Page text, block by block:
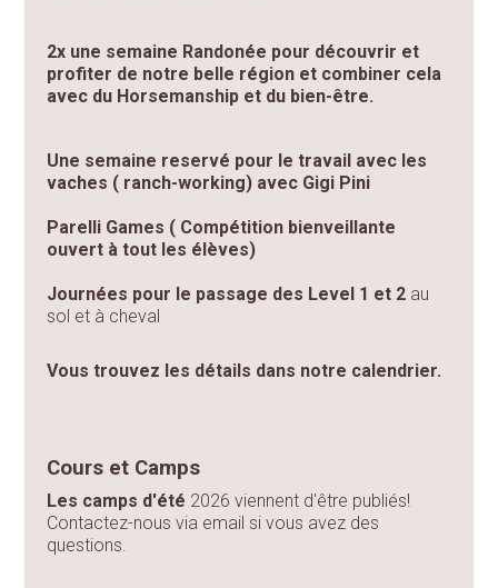
2x une semaine Randonée pour découvrir et
profiter de notre belle région et combiner cela
avec du Horsemanship et du bien-être.
Une semaine reservé pour le travail avec les
vaches ( ranch-working) avec Gigi Pini
Parelli Games ( Compétition bienveillante
ouvert à tout les élèves)
Journées pour le passage des Level 1 et 2 au
sol et à cheval
Vous trouvez les détails dans notre calendrier.
Cours et Camps
Les camps d'été 2026 viennent d'être publiés!
Contactez-nous via email si vous avez des
questions.